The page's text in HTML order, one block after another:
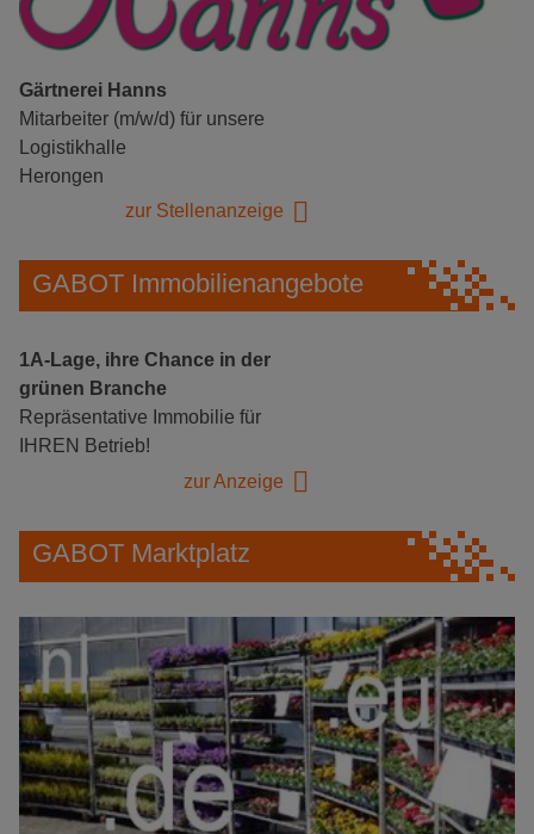
Gärtnerei Hanns
Mitarbeiter (m/w/d) für unsere
Logistikhalle
Herongen
zur Stellenanzeige
GABOT Immobilienangebote
1A-Lage, ihre Chance in der
grünen Branche
Repräsentative Immobilie für
IHREN Betrieb!
zur Anzeige
GABOT Marktplatz